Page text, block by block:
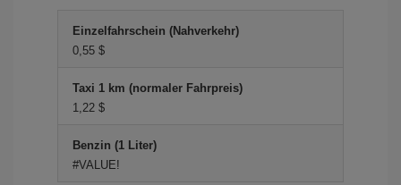
Einzelfahrschein (Nahverkehr)
0,55 $
Taxi 1 km (normaler Fahrpreis)
1,22 $
Benzin (1 Liter)
#VALUE!